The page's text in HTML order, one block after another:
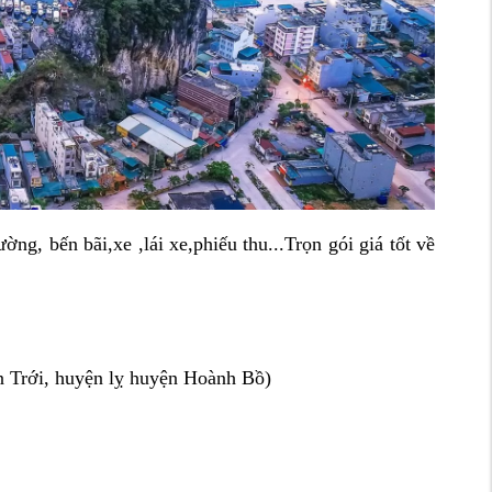
bến bãi,xe ,lái xe,phiếu thu...Trọn gói giá tốt về
huyện lỵ huyện Hoành Bồ)